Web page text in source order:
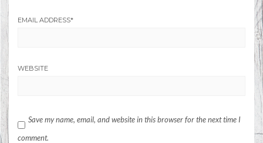
EMAIL ADDRESS*
WEBSITE
Save my name, email, and website in this browser for the next time I
comment.